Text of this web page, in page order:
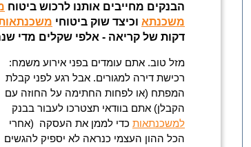
הבנקים מחייבים אותנו לרכוש ביטוח
משכנתא וכיצד שוק ביטוחי
דקות של קריאה - אלפי שקלים מדי
מזל טוב. אתם עומדים בפני אירוע משמח:
רכישת דירה למגורים. אבל רגע לפני קבלת
המפתח (או לפחות החתימה על החוזה עם
הקבלן) אתם בוודאי תצטרכו לעבור בבנק
למשכנתאות כדי לממן את העסקה (אחרי
הכל ההון העצמי כנראה לא יספיק להגשים